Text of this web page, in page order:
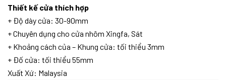
Thiết kế cửa thích hợp
+ Độ dày cửa: 30-90mm
+ Chuyên dụng cho cửa nhôm Xingfa, Sát
+ Khoảng cách của – Khung cửa: tối thiểu 3mm
+ Đố cửa: tối thiểu 55mm
Xuất Xứ: Malaysia